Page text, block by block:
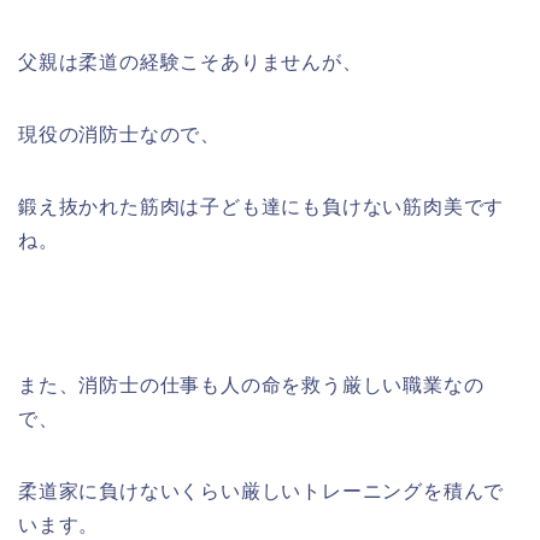
父親は柔道の経験こそありませんが、
現役の消防士なので、
鍛え抜かれた筋肉は子ども達にも負けない筋肉美です
ね。
また、消防士の仕事も人の命を救う厳しい職業なの
で、
柔道家に負けないくらい厳しいトレーニングを積んで
います。